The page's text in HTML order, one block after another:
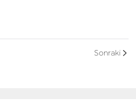
Sonraki